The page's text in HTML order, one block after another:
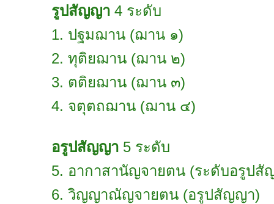
รูปสัญญา 4 ระดับ
1. ปฐมฌาน (ฌาน ๑)
2. ทุติยฌาน (ฌาน ๒)
3. ตติยฌาน (ฌาน ๓)
4. จตุตถฌาน (ฌาน ๔)
อรูปสัญญา 5 ระดับ
5. อากาสานัญจายตน (ระดับอรูปสั
6. วิญญาณัญจายตน (อรูปสัญญา)